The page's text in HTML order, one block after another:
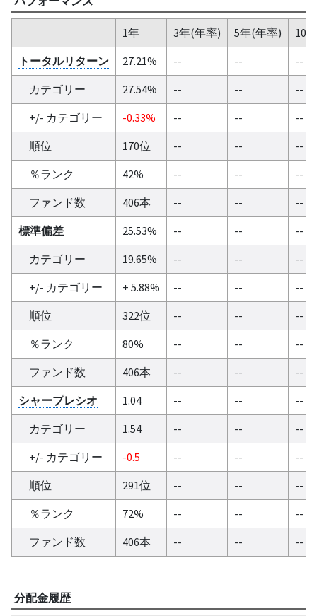
1年 3年(年率) 5年(年率)
10
トータルリターン
27.21% -- --
--
カテゴリー
27.54% -- --
--
+/- カテゴリー
-0.33% -- --
--
順位
170位 -- --
--
％ランク
42% -- --
--
ファンド数
406本 -- --
--
標準偏差
25.53% -- --
--
カテゴリー
19.65% -- --
--
+/- カテゴリー
+ 5.88% -- --
--
順位
322位 -- --
--
％ランク
80% -- --
--
ファンド数
406本 -- --
--
シャープレシオ
1.04 -- --
--
カテゴリー
1.54 -- --
--
+/- カテゴリー
-0.5 -- --
--
順位
291位 -- --
--
％ランク
72% -- --
--
ファンド数
406本 -- -- --
分配金履歴